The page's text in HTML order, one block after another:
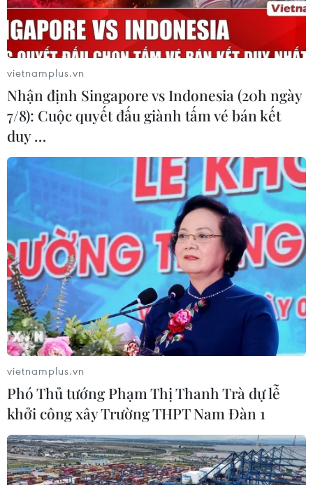
Bình Dương: Tạm dừng cơ sở tiêm chủng
sau vụ bé 2 tháng tuổi sốc vaccine
05/05/2024 07:55
Hội đồng đánh giá tai biến sau tiêm chủng tỉnh Bình
Dương đã thống nhất đề xuất Giám đốc Sở Y tế tỉnh tạm
thời cho ngừng hoạt động cơ sở này cho đến khi khắc
phục các yêu cầu an toàn tiêm chủng.
vietnamplus.vn
Nhận định Singapore vs Indonesia (20h ngày
7/8): Cuộc quyết đấu giành tấm vé bán kết
duy …
vietnamplus.vn
Phó Thủ tướng Phạm Thị Thanh Trà dự lễ
khởi công xây Trường THPT Nam Đàn 1